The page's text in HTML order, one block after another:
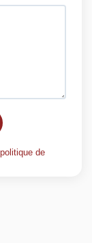
politique de